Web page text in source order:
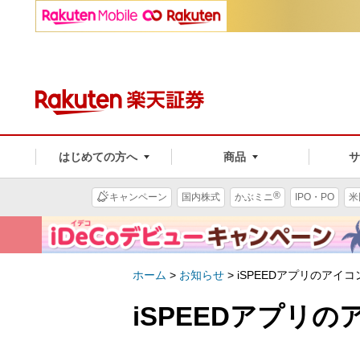
はじめての方へ 商品
キャンペーン 国内株式 かぶミニ® IPO・PO
ホーム > お知らせ > iSPEEDアプリのアイ
iSPEEDアプリの